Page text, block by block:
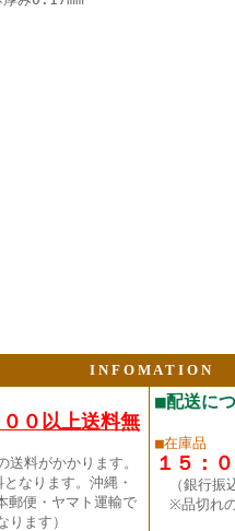
I N F O M A T I O N
０以上送料無
料がかかります。
なります。沖縄・
郵便・ヤマト運輸で
ます）
■配送に
■在庫品
１５：
（銀行
※品切れの